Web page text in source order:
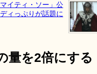
イティ・ソー」公
ィっぷりが話題に
量を2倍にする